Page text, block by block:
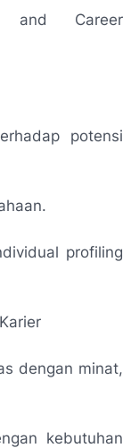
and Career
potensi
profiling
dengan minat,
kebutuhan